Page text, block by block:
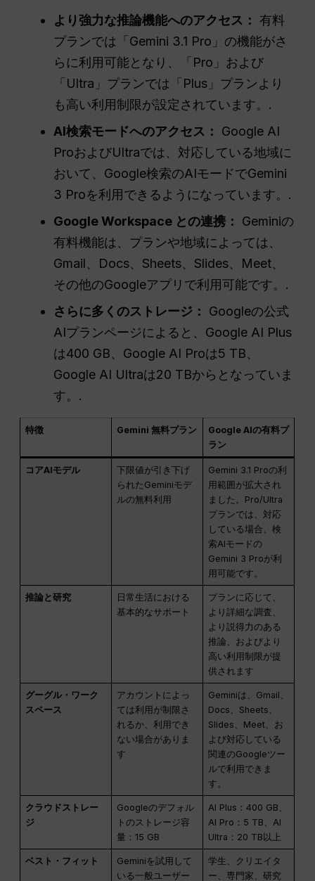
より強力な推論機能へのアクセス： 有料
プランでは「Gemini 3.1 Pro」の機能がさ
らに利用可能となり、「Pro」および
「Ultra」プランでは「Plus」プランより
も高い利用制限が設定されています。.
AI検索モードへのアクセス：
Google AI
ProおよびUltraでは、対応している地域に
おいて、Google検索のAIモードでGemini
3 Proを利用できるようになっています。.
Google Workspace との連携：
Geminiの
有料機能は、プランや地域によっては、
Gmail、Docs、Sheets、Slides、Meet、
その他のGoogleアプリで利用可能です。.
さらに多くのストレージ：
Googleの公式
AIプランページによると、Google AI Plus
は400 GB、Google AI Proは5 TB、
Google AI Ultraは20 TBからとなっていま
す。.
特徴 Gemini 無料プラン
Google AIの有料プ
ラン
コアAIモデル
下限値が引き下げ
られたGeminiモデ
ルの無料利用
Gemini 3.1 Proの利
用範囲が拡大され
ました。Pro/Ultra
プランでは、対応
している場合、検
索AIモードの
Gemini 3 Proが利
用可能です。
推論と研究
日常生活における
基本的なサポート
プランに応じて、
より詳細な調査、
より説得力のある
推論、およびより
高い利用制限が提
供されます
グーグル・ワーク
スペース
アカウントによっ
ては利用が制限さ
れるか、利用でき
ない場合がありま
す
Geminiは、Gmail、
Docs、Sheets、
Slides、Meet、お
よび対応している
関連のGoogleツー
ルで利用できま
す。
クラウドストレー
ジ
Googleのデフォル
トのストレージ容
量：15 GB
AI Plus：400 GB、
AI Pro：5 TB、AI
Ultra：20 TB以上
ベスト・フィット
Geminiを試用して
いる一般ユーザー
学生、クリエイタ
ー、専門家、研究